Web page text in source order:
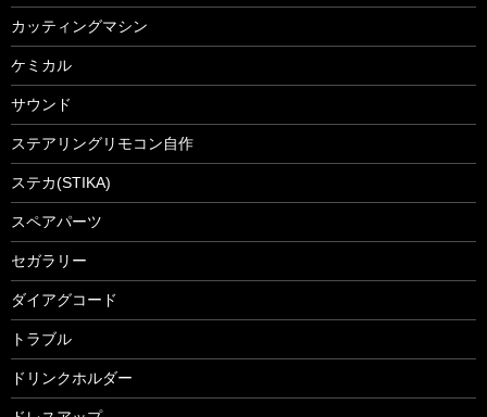
カッティングマシン
ケミカル
サウンド
ステアリングリモコン自作
ステカ(STIKA)
スペアパーツ
セガラリー
ダイアグコード
トラブル
ドリンクホルダー